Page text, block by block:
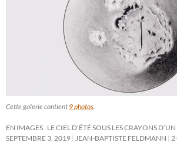
Cette galerie contient 9 photos.
EN IMAGES : LE CIEL D’ÉTÉ SOUS LES CRAYONS
SEPTEMBRE 3, 2019 JEAN-BAPTISTE FELDMANN 2